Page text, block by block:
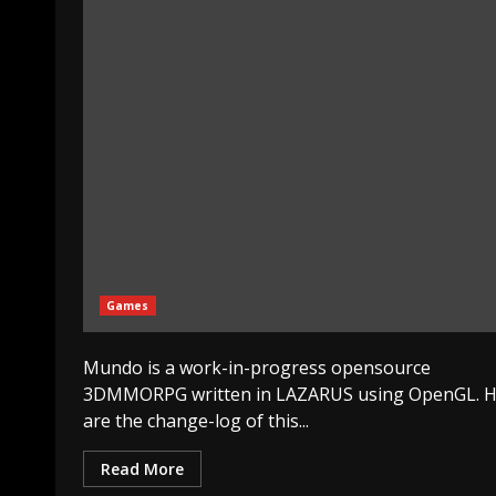
Games
Mundo is a work-in-progress opensource
3DMMORPG written in LAZARUS using OpenGL.
are the change-log of this...
Read More